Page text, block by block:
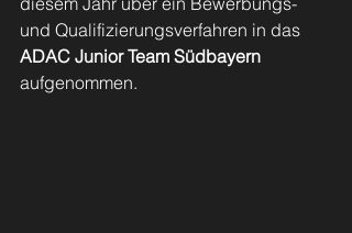
und Qualifizierungsverfahren in das
ADAC Junior Team Südbayern
aufgenommen.